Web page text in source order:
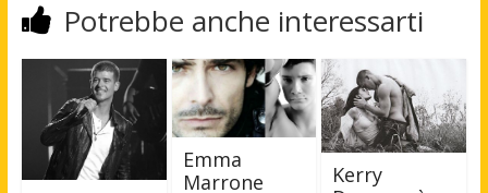
Potrebbe anche interessarti
Emma
Marrone
Kerry